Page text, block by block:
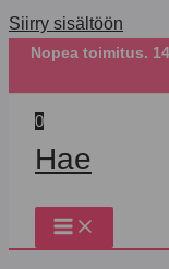
Siirry sisältöön
Nopea toimitus.
0
Hae